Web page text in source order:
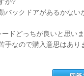
か?
バックドアがあるかない
ードどっちが良いと思い
手なので購入意思はあり